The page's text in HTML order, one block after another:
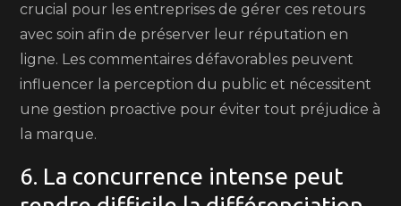
crucial pour les entreprises de gérer ces retours
avec soin afin de préserver leur réputation en
ligne. Les commentaires défavorables peuvent
influencer la perception du public et nécessitent
une gestion proactive pour éviter tout préjudice à
la marque.
6. La concurrence intense peut